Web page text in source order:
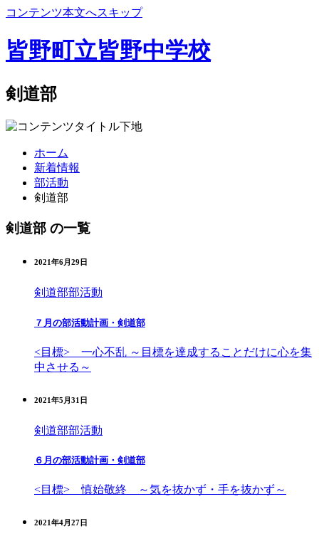
コンテンツ本文へスキップ
皆野町立皆野中学校
剣道部
ホーム
新着情報
部活動
剣道部
剣道部 の一覧
2021年6月29日
剣道部部活動
７月の部活動計画・剣道部
<目標> 一心不乱 ～目標を達成することだけに心を集
中させる～
2021年5月31日
剣道部部活動
６月の部活動計画・剣道部
<目標> 慎始敬終 ～気を抜かず・手を抜かず～
2021年4月27日